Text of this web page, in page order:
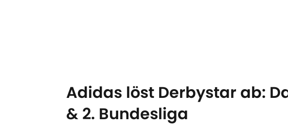
Adidas löst Derbystar ab:
& 2. Bundesliga